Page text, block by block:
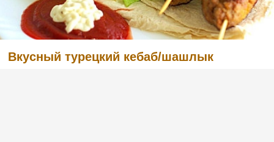
Вкусный турецкий кебаб/шашлык